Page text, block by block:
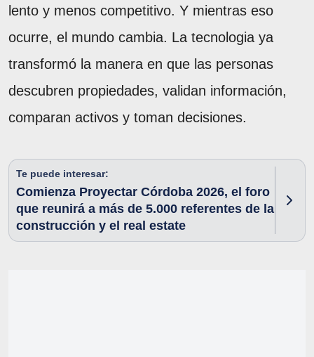
lento y menos competitivo. Y mientras eso
ocurre, el mundo cambia. La tecnologia ya
transformó la manera en que las personas
descubren propiedades, validan información,
comparan activos y toman decisiones.
Te puede interesar:
Comienza Proyectar Córdoba 2026, el foro
que reunirá a más de 5.000 referentes de la
construcción y el real estate